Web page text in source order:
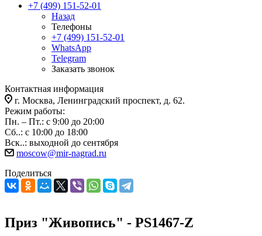
+7 (499) 151-52-01
Назад
Телефоны
+7 (499) 151-52-01
WhatsApp
Telegram
Заказать звонок
Контактная информация
г. Москва, Ленинградский проспект, д. 62.
Режим работы:
Пн. – Пт.: с 9:00 до 20:00
Сб..: с 10:00 до 18:00
Вск..: выходной до сентября
moscow@mir-nagrad.ru
Поделиться
Приз "Живопись" - PS1467-Z